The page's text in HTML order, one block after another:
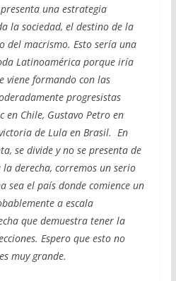
una estrategia
la sociedad, el destino de la
del macrismo. Esto sería una
Latinoamérica porque iría
viene formando con las
progresistas
en Chile, Gustavo Petro en
de Lula en Brasil. En
se divide y no se presenta de
derecha, corremos un serio
sea el país donde comience un
a escala
que demuestra tener la
Espero que esto no
muy grande.